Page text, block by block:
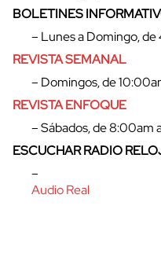
BOLETINES
– Lunes a Domingo,
REVISTA SEMANAL
– Domingos, de
REVISTA ENFOQUE
– Sábados, de 8:00am
ESCUCHAR RADIO
–
Audio Real